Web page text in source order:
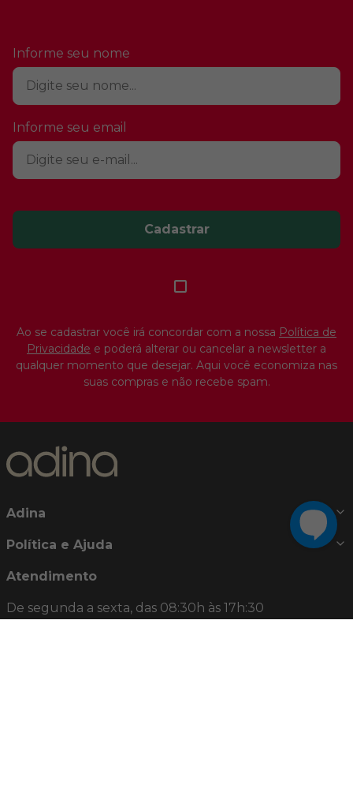
Informe seu nome
Informe seu email
Cadastrar
Ao se cadastrar você irá concordar com a nossa Política de
Privacidade e poderá alterar ou cancelar a newsletter a
qualquer momento que desejar. Aqui você economiza nas
suas compras e não recebe spam.
Adina
Política e Ajuda
Atendimento
De segunda a sexta, das 08:30h às 17h:30